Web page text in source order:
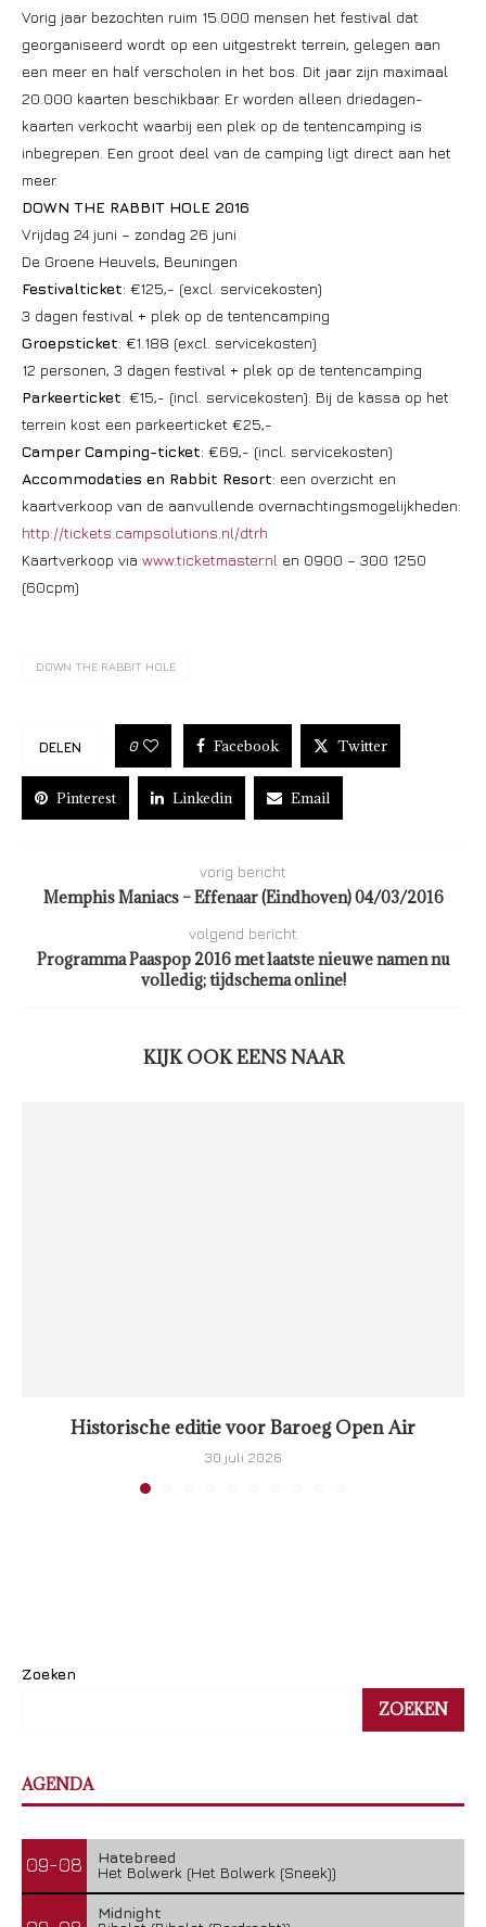
Vorig jaar bezochten ruim 15.000 mensen het festival dat
georganiseerd wordt op een uitgestrekt terrein, gelegen aan
een meer en half verscholen in het bos. Dit jaar zijn maximaal
20.000 kaarten beschikbaar. Er worden alleen driedagen-
kaarten verkocht waarbij een plek op de tentencamping is
inbegrepen. Een groot deel van de camping ligt direct aan het
meer.
DOWN THE RABBIT HOLE 2016
Vrijdag 24 juni – zondag 26 juni
De Groene Heuvels, Beuningen
Festivalticket: €125,- (excl. servicekosten)
3 dagen festival + plek op de tentencamping
Groepsticket: €1.188 (excl. servicekosten)
12 personen, 3 dagen festival + plek op de tentencamping
Parkeerticket: €15,- (incl. servicekosten). Bij de kassa op het
terrein kost een parkeerticket €25,-
Camper Camping-ticket: €69,- (incl. servicekosten)
Accommodaties en Rabbit Resort: een overzicht en
kaartverkoop van de aanvullende overnachtingsmogelijkheden:
http://tickets.campsolutions. nl/dtrh
Kaartverkoop via www.ticketmaster.nl en 0900 – 300 1250
(60cpm)
DOWN THE RABBIT HOLE
DELEN 0 Facebook Twitter
Pinterest Linkedin Email
vorig bericht
Memphis Maniacs – Effenaar (Eindhoven) 04/03/2016
volgend bericht
Programma Paaspop 2016 met laatste nieuwe namen nu
volledig; tijdschema online!
KIJK OOK EENS NAAR
Historische editie voor Baroeg Open Air
30 juli 2026
Zoeken
ZOEKEN
AGENDA
09-08
Hatebreed
Het Bolwerk (Het Bolwerk (Sneek))
Midnight